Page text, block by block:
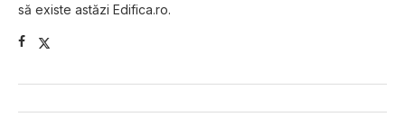
să existe astăzi Edifica.ro.